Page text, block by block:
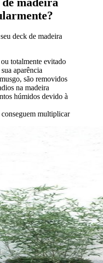
de madeira
deck de madeira
totalmente evitado
aparência
são removidos
na madeira
húmidos devido à
multiplicar